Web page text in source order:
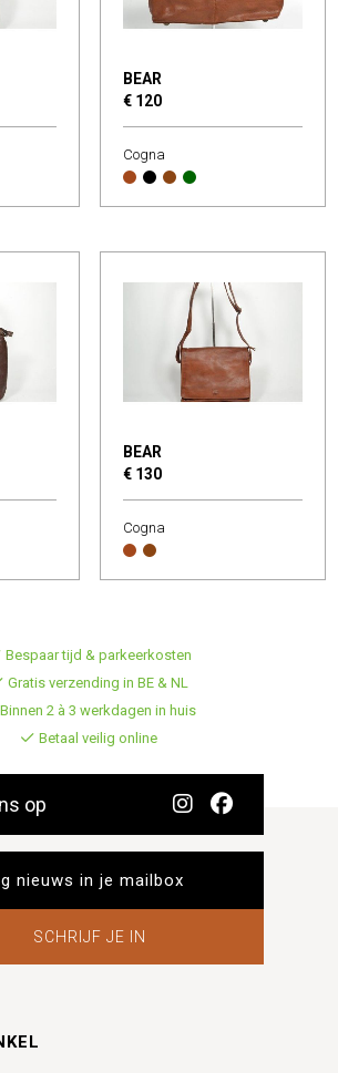
BEAR
€ 120
Cogna
BEAR
€ 130
Cogna
Bespaar tijd & parkeerkosten
Gratis verzending in BE & NL
Binnen 2 à 3 werkdagen in huis
Betaal veilig online
op
SCHRIJF JE IN